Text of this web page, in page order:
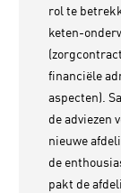
rol te
keten-
financiële
aspecten).
de adviezen
nieuwe
de
pakt de